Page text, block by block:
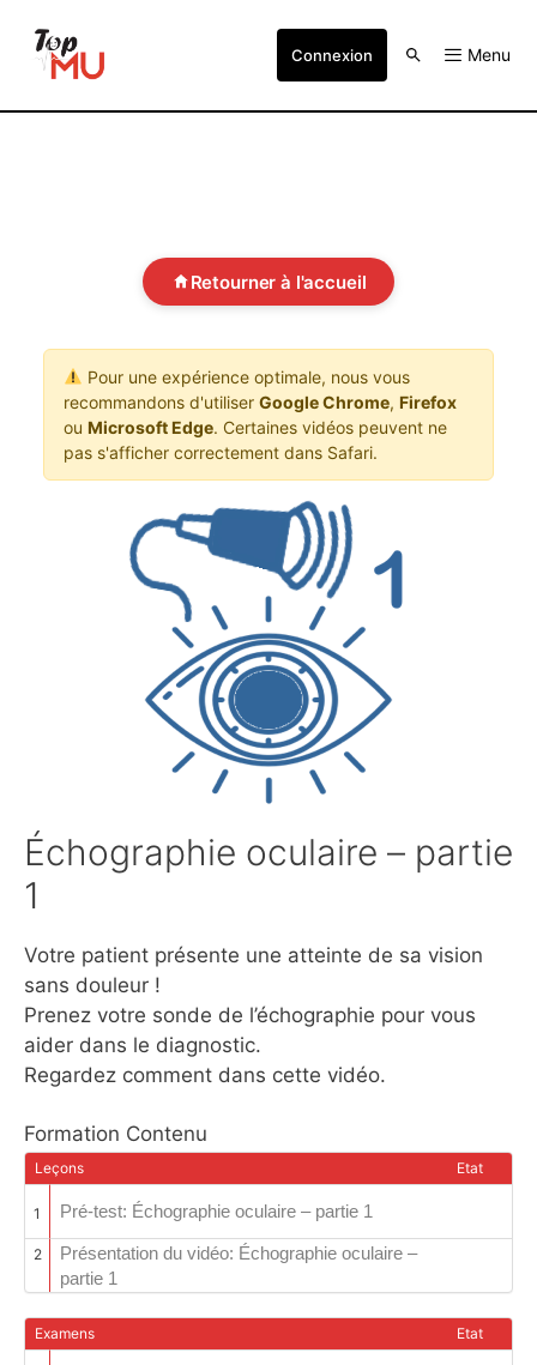
Connexion Menu
Retourner à l'accueil
Pour une expérience optimale, nous vous
recommandons d'utiliser Google Chrome, Firefox
ou Microsoft Edge. Certaines vidéos peuvent ne
pas s'afficher correctement dans Safari.
Échographie oculaire – partie
1
Votre patient présente une atteinte de sa vision
sans douleur !
Prenez votre sonde de l’échographie pour vous
aider dans le diagnostic.
Regardez comment dans cette vidéo.
Formation Contenu
Leçons Etat
1 Pré-test: Échographie oculaire – partie 1
2
Présentation du vidéo: Échographie oculaire –
partie 1
Examens Etat